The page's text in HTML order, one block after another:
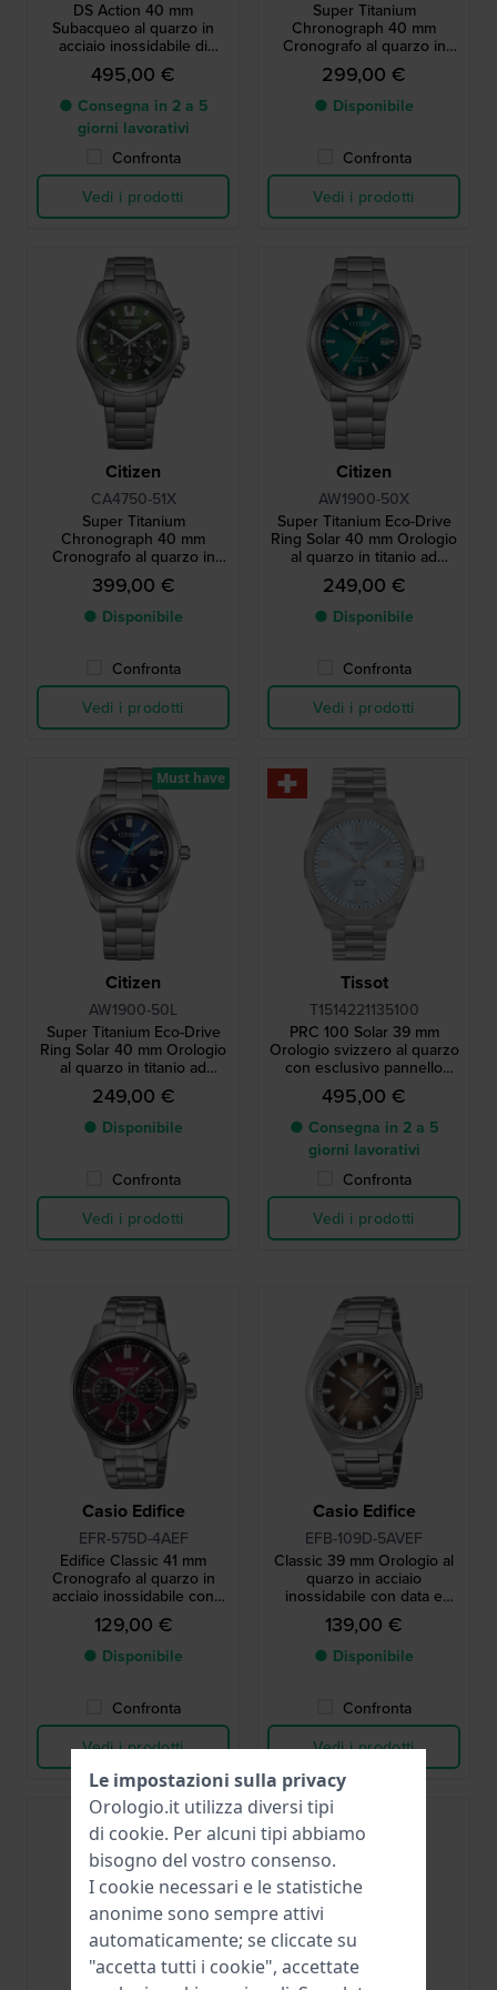
DS Action 40 mm
Subacqueo al quarzo in
acciaio inossidabile di
fabbricazione svizzera con
data
495,00 €
● Consegna in 2 a 5
giorni lavorativi
Confronta
Vedi i prodotti
Super Titanium
Chronograph 40 mm
Cronografo al quarzo in
titanio a energia solare con
datario
299,00 €
● Disponibile
Confronta
Vedi i prodotti
Citizen
CA4750-51X
Super Titanium
Chronograph 40 mm
Cronografo al quarzo in
titanio a energia solare con
datario
399,00 €
● Disponibile
Confronta
Vedi i prodotti
Citizen
AW1900-50X
Super Titanium Eco-Drive
Ring Solar 40 mm Orologio
al quarzo in titanio ad
energia solare con data
249,00 €
● Disponibile
Confronta
Vedi i prodotti
Citizen
AW1900-50L
Super Titanium Eco-Drive
Ring Solar 40 mm Orologio
al quarzo in titanio ad
energia solare con data
249,00 €
● Disponibile
Confronta
Vedi i prodotti
Must have
Tissot
T1514221135100
PRC 100 Solar 39 mm
Orologio svizzero al quarzo
con esclusivo pannello
solare in cristallo
495,00 €
● Consegna in 2 a 5
giorni lavorativi
Confronta
Vedi i prodotti
Casio Edifice
EFR-575D-4AEF
Edifice Classic 41 mm
Cronografo al quarzo in
acciaio inossidabile con
data
129,00 €
● Disponibile
Confronta
Vedi i prodotti
Casio Edifice
EFB-109D-5AVEF
Classic 39 mm Orologio al
quarzo in acciaio
inossidabile con data e
vetro zaffiro
139,00 €
● Disponibile
Confronta
Vedi i prodotti
Le impostazioni sulla privacy
Orologio.it utilizza diversi tipi
di cookie. Per alcuni tipi abbiamo
bisogno del vostro consenso.
I cookie necessari e le statistiche
anonime sono sempre attivi
automaticamente; se cliccate su
"accetta tutti i cookie", accettate